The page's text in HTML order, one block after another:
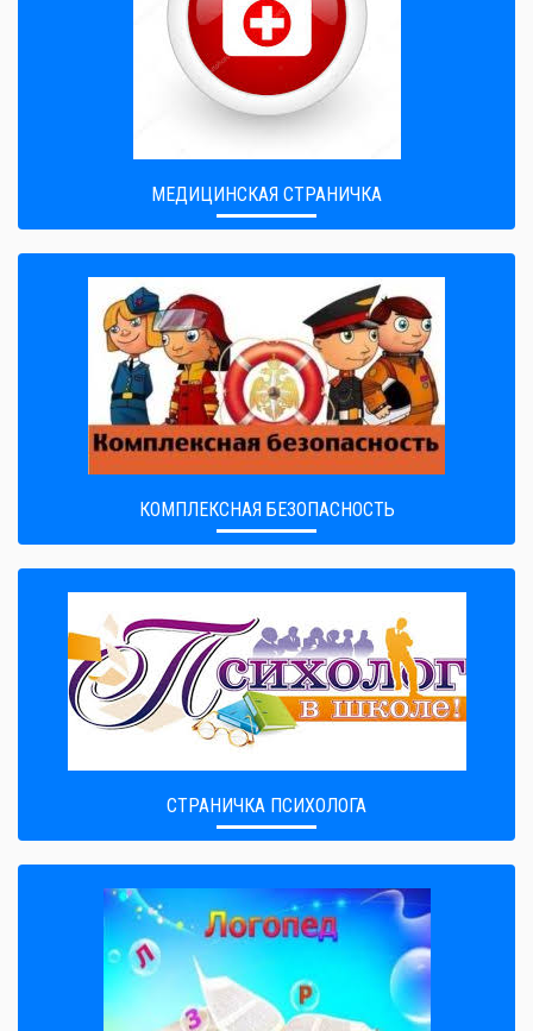
МЕДИЦИНСКАЯ СТРАНИЧКА
КОМПЛЕКСНАЯ БЕЗОПАСНОСТЬ
СТРАНИЧКА ПСИХОЛОГА